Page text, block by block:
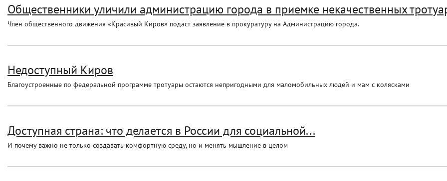
Общественники уличили администрацию города в приемке некачественных
Член общественного движения «Красивый Киров» подаст заявление в прокуратуру на Администрацию города.
Недоступный Киров
Благоустроенные по федеральной программе тротуары остаются непригодными для маломобильных людей и мам с колясками
Доступная страна: что делается в России для социальной...
И почему важно не только создавать комфортную среду, но и менять мышление в целом